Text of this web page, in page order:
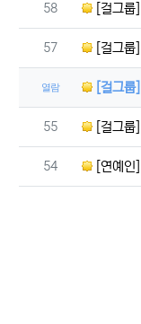
번호
58 [걸그룹]
번호
57 [걸그룹]
열람 [걸그룹]
번호
55 [걸그룹]
번호
54 [연예인]